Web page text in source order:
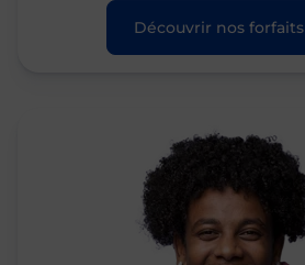
Découvrir nos forfaits